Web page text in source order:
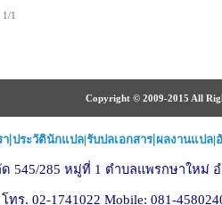
1
Copyright © 2009-2015 All
า|ประวัตินักแปล|รับปลเอกสาร|ผลงานแปล|
545/285 หมู่ที่ 1 ตำบลแพรกษาใหม่
โทร. 02-1741022 Mobile: 081-